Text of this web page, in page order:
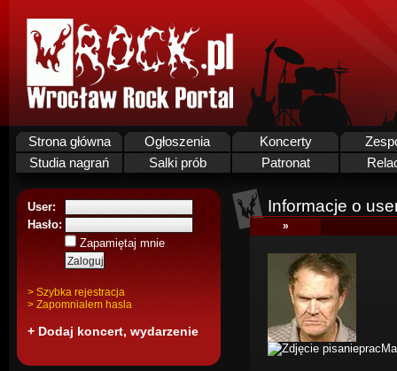
Strona główna Ogłoszenia Koncerty
Studia nagrań
Salki prób Patronat
User:
Hasło:
Zapamiętaj mnie
> Szybka rejestracja
> Zapomnialem hasla
+ Dodaj koncert, wydarzenie
Informacje o
»